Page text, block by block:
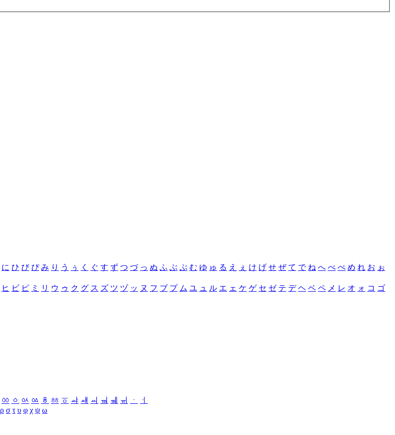
に ひ び ぴ み り う ぅ く ぐ す ず つ づ っ ぬ ふ ぶ ぷ む ゆ ゅ る え ぇ け げ せ ぜ て で ね へ べ ぺ め れ お ぉ
ヒ ビ ピ ミ リ ウ ゥ ク グ ス ズ ツ ヅ ッ ヌ フ ブ プ ム ユ ュ ル エ ェ ケ ゲ セ ゼ テ デ ヘ ベ ペ メ レ オ ォ コ ゴ
ㆀ ㆁ ㆂ ㆃ ㆄ ㆅ ㆆ ㆇ ㆈ ㆉ ㆊ ㆋ ㆌ ㆍ
ㆎ
ρ σ τ υ φ χ ψ ω